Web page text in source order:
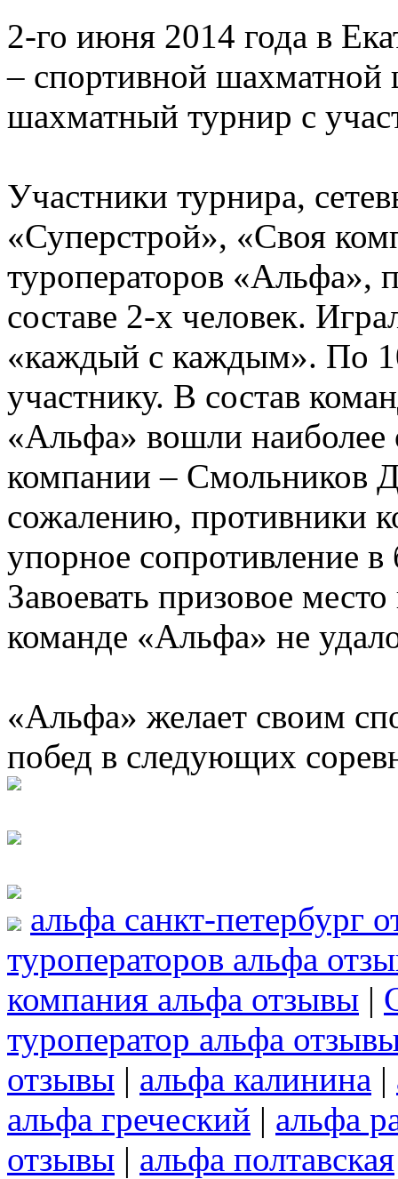
2-го июня 2014 года в
– спортивной шахматной
шахматный турнир с
Участники турнира,
«Суперстрой», «Своя
туроператоров «Альфа»,
составе 2-х человек.
«каждый с каждым». По
участнику. В состав
«Альфа» вошли
компании – Смольников
сожалению, противники
упорное сопротивление
Завоевать призовое
команде «Альфа» не
«Альфа» желает своим
побед в следующих
альфа санкт-петербург
туроператоров альфа
компания альфа отзывы |
туроператор альфа
отзывы | альфа калинина |
альфа греческий | альфа
отзывы | альфа полтавская